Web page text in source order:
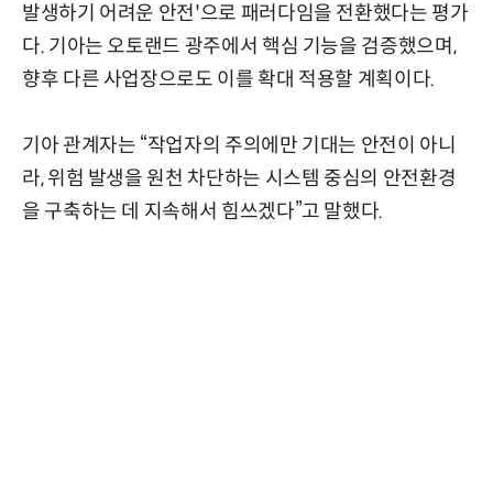
발생하기 어려운 안전'으로 패러다임을 전환했다는 평가
다. 기아는 오토랜드 광주에서 핵심 기능을 검증했으며,
향후 다른 사업장으로도 이를 확대 적용할 계획이다.
기아 관계자는 “작업자의 주의에만 기대는 안전이 아니
라, 위험 발생을 원천 차단하는 시스템 중심의 안전환경
을 구축하는 데 지속해서 힘쓰겠다”고 말했다.